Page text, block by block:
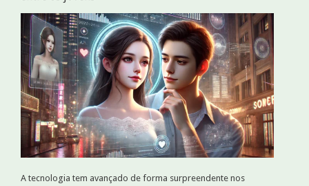
A tecnologia tem avançado de forma surpreendente nos